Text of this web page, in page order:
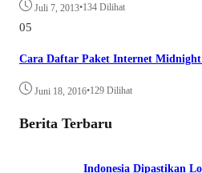
Juli 7, 2013•134 Dilihat
05
Cara Daftar Paket Internet
Juni 18, 2016•129 Dilihat
Berita Terbaru
Indonesia Dipastikan